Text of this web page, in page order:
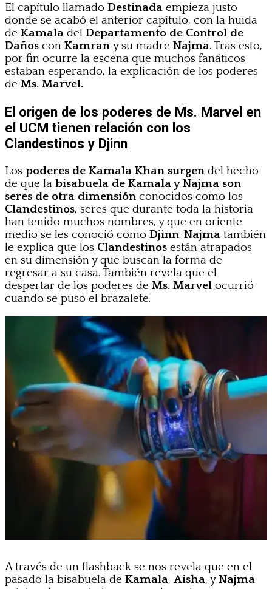
El capítulo llamado Destinada empieza justo
donde se acabó el anterior capítulo, con la huida
de Kamala del Departamento de Control de
Daños con Kamran y su madre Najma. Tras esto,
por fin ocurre la escena que muchos fanáticos
estaban esperando, la explicación de los poderes
de Ms. Marvel.
El origen de los poderes de Ms. Marvel en
el UCM tienen relación con los
Clandestinos y Djinn
Los poderes de Kamala Khan surgen del hecho
de que la bisabuela de Kamala y Najma son
seres de otra dimensión conocidos como los
Clandestinos, seres que durante toda la historia
han tenido muchos nombres, y que en oriente
medio se les conoció como Djinn. Najma también
le explica que los Clandestinos están atrapados
en su dimensión y que buscan la forma de
regresar a su casa. También revela que el
despertar de los poderes de Ms. Marvel ocurrió
cuando se puso el brazalete.
A través de un flashback se nos revela que en el
pasado la bisabuela de Kamala, Aisha, yNajma